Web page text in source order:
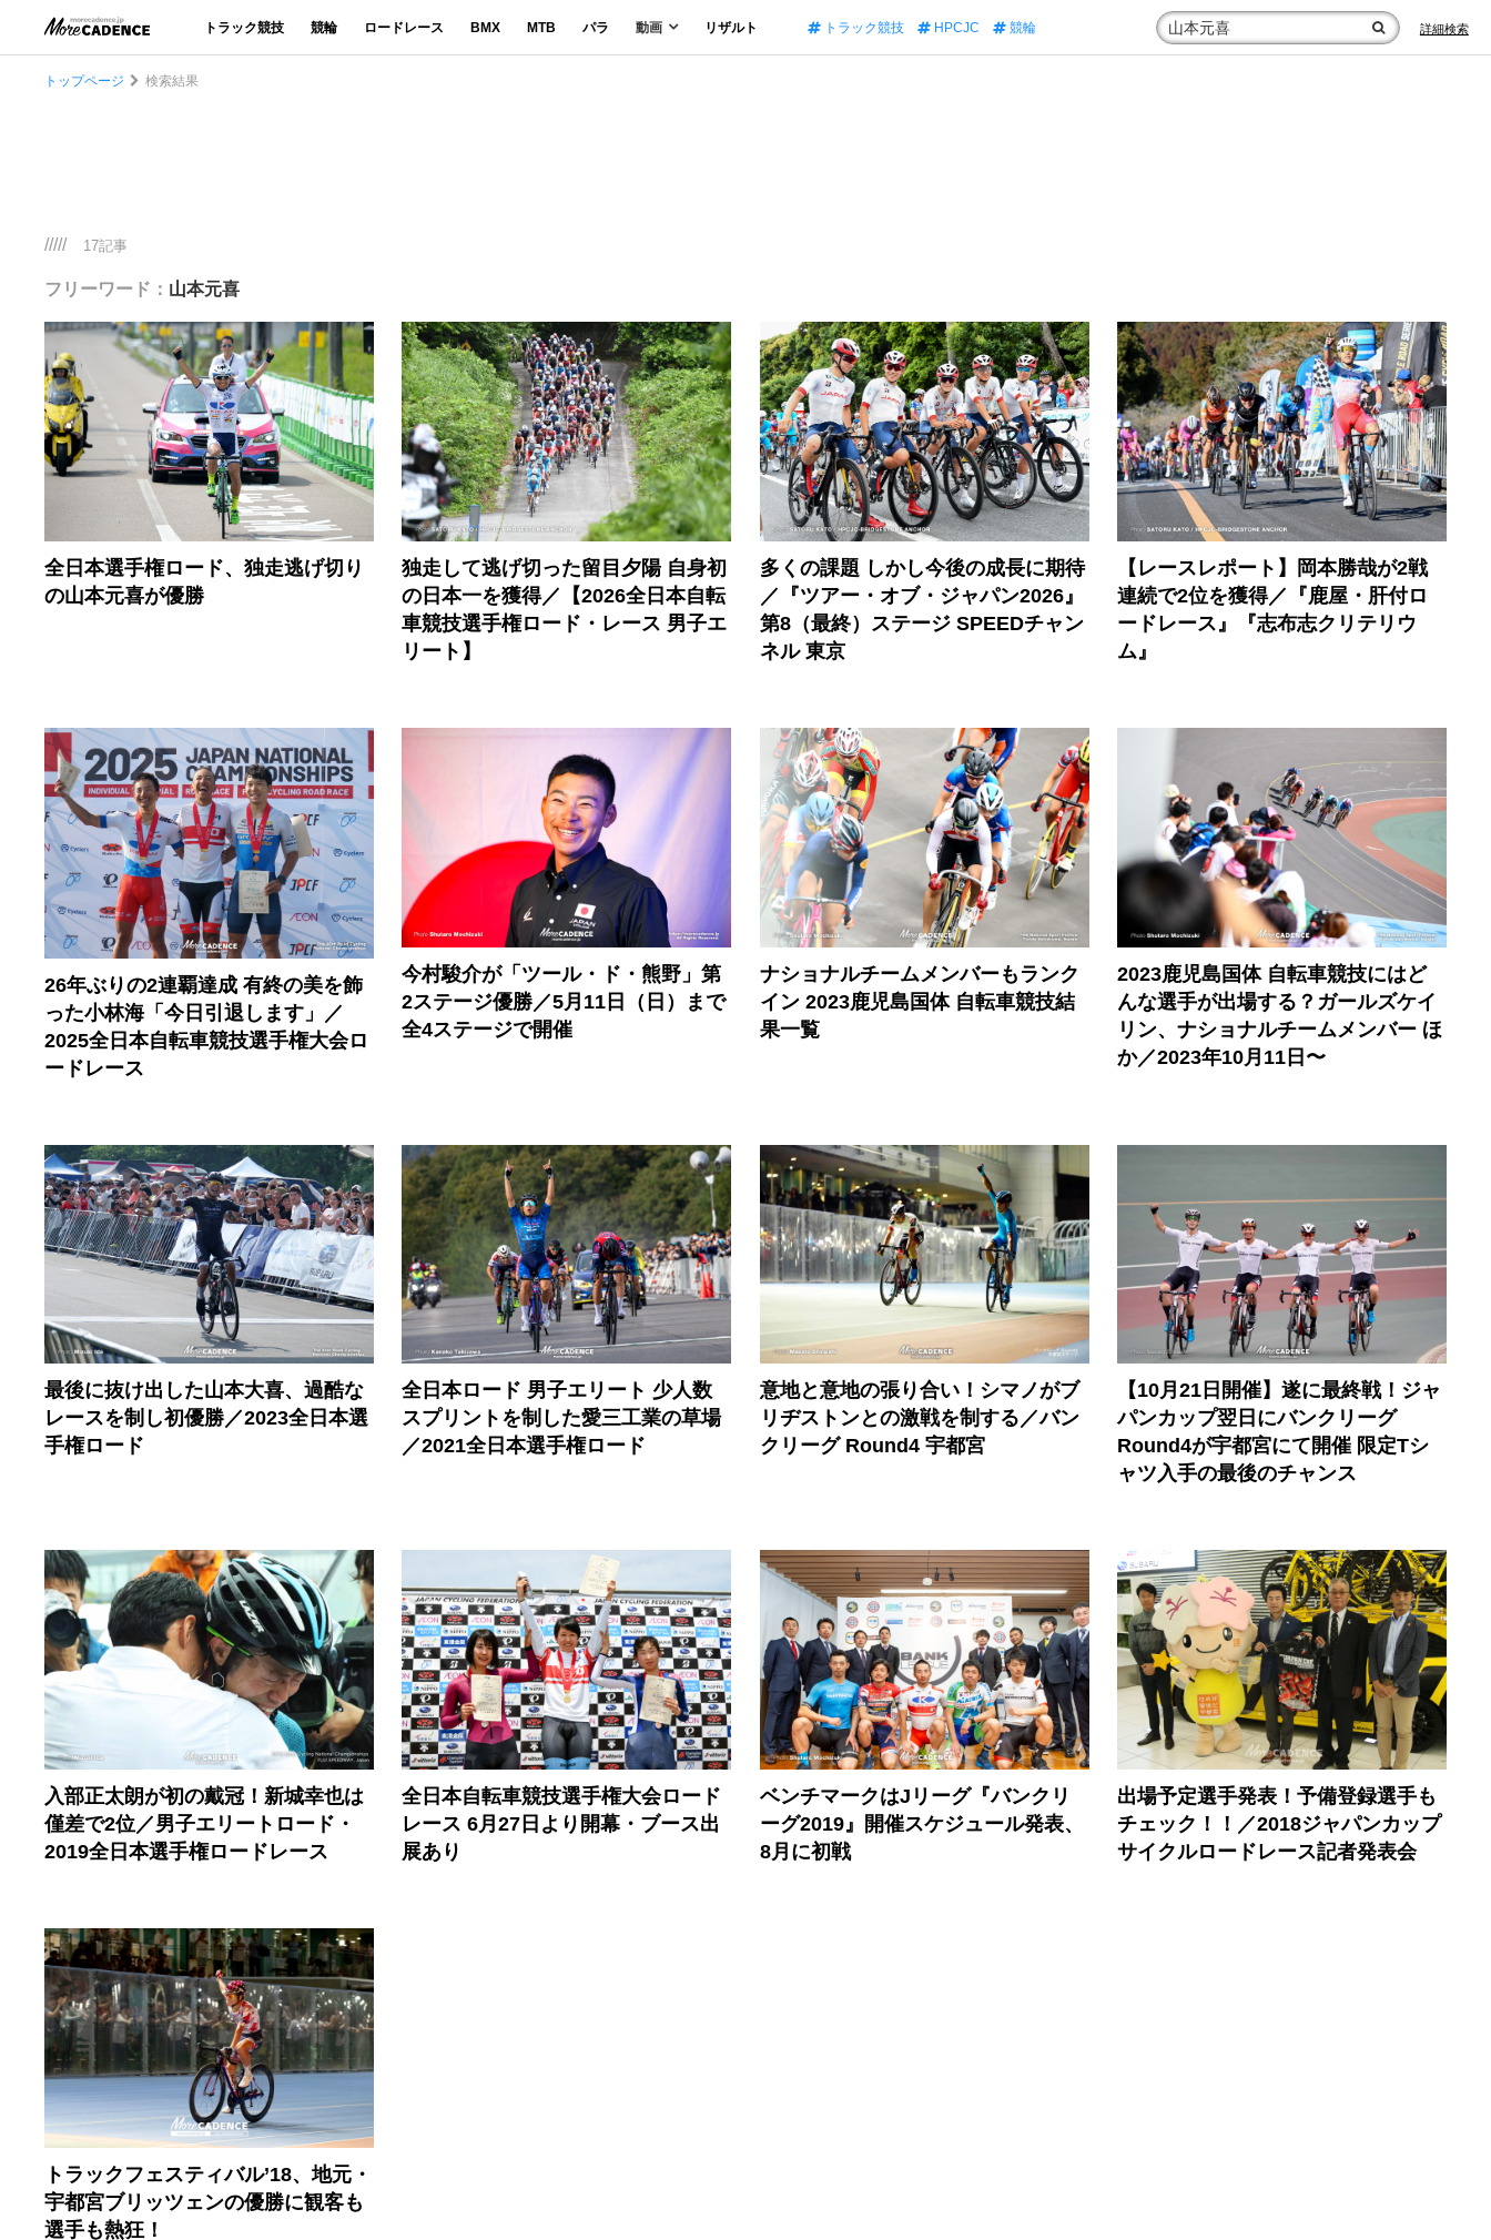
トラック競技 競輪 ロードレース BMX MTB パラ 動画 リザルト トラック競技 HPCJC 競輪 詳細検索
トップページ 検索結果
///// 17記事
フリーワード： 山本元喜
全日本選手権ロード、独走逃げ切り
の山本元喜が優勝
独走して逃げ切った留目夕陽 自身初
の日本一を獲得／【2026全日本自転
車競技選手権ロード・レース 男子エ
リート】
多くの課題 しかし今後の成長に期待
／『ツアー・オブ・ジャパン2026』
第8（最終）ステージ SPEEDチャン
ネル 東京
【レースレポート】岡本勝哉が2戦
連続で2位を獲得／『鹿屋・肝付ロ
ードレース』『志布志クリテリウ
ム』
26年ぶりの2連覇達成 有終の美を飾
った小林海「今日引退します」／
2025全日本自転車競技選手権大会ロ
ードレース
今村駿介が「ツール・ド・熊野」第
2ステージ優勝／5月11日（日）まで
全4ステージで開催
ナショナルチームメンバーもランク
イン 2023鹿児島国体 自転車競技結
果一覧
2023鹿児島国体 自転車競技にはど
んな選手が出場する？ガールズケイ
リン、ナショナルチームメンバー ほ
か／2023年10月11日〜
最後に抜け出した山本大喜、過酷な
レースを制し初優勝／2023全日本選
手権ロード
全日本ロード 男子エリート 少人数
スプリントを制した愛三工業の草場
／2021全日本選手権ロード
意地と意地の張り合い！シマノがブ
リヂストンとの激戦を制する／バン
クリーグ Round4 宇都宮
【10月21日開催】遂に最終戦！ジャ
パンカップ翌日にバンクリーグ
Round4が宇都宮にて開催 限定Tシ
ャツ入手の最後のチャンス
入部正太朗が初の戴冠！新城幸也は
僅差で2位／男子エリートロード・
2019全日本選手権ロードレース
全日本自転車競技選手権大会ロード
レース 6月27日より開幕・ブース出
展あり
ベンチマークはJリーグ『バンクリ
ーグ2019』開催スケジュール発表、
8月に初戦
出場予定選手発表！予備登録選手も
チェック！！／2018ジャパンカップ
サイクルロードレース記者発表会
トラックフェスティバル’18、地元・
宇都宮ブリッツェンの優勝に観客も
選手も熱狂！